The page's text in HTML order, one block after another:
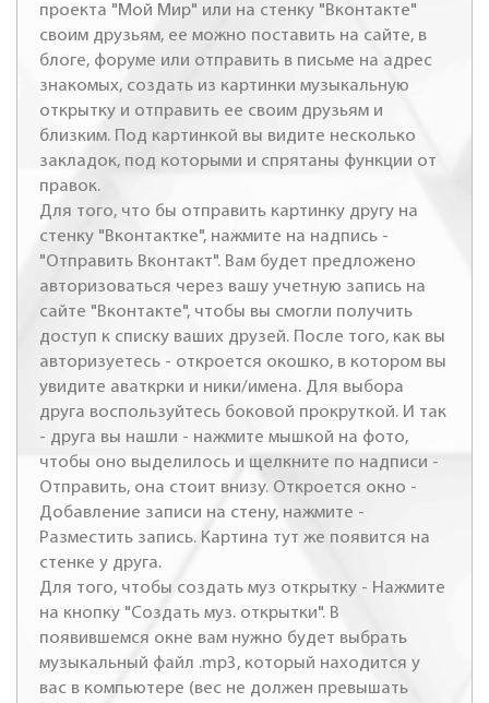
проекта "Мой Мир" или на стенку "Вконтакте"
своим друзьям, ее можно поставить на сайте, в
блоге, форуме или отправить в письме на адрес
знакомых, создать из картинки музыкальную
открытку и отправить ее своим друзьям и
близким. Под картинкой вы видите несколько
закладок, под которыми и спрятаны функции от
правок.
Для того, что бы отправить картинку другу на
стенку "Вконтактке", нажмите на надпись -
"Отправить Вконтакт". Вам будет предложено
авторизоваться через вашу учетную запись на
сайте "Вконтакте", чтобы вы смогли получить
доступ к списку ваших друзей. После того, как вы
авторизуетесь - откроется окошко, в котором вы
увидите аваткрки и ники/имена. Для выбора
друга воспользуйтесь боковой прокруткой. И так
- друга вы нашли - нажмите мышкой на фото,
чтобы оно выделилось и щелкните по надписи -
Отправить, она стоит внизу. Откроется окно -
Добавление записи на стену, нажмите -
Разместить запись. Картина тут же появится на
стенке у друга.
Для того, чтобы создать муз открытку - Нажмите
на кнопку "Создать муз. открытки". В
появившемся окне вам нужно будет выбрать
музыкальный файл .mp3, который находится у
вас в компьютере (вес не должен превышать